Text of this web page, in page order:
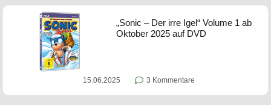
„Sonic – Der irre Igel“ Volume 1 ab
Oktober 2025 auf DVD
15.06.2025 3 Kommentare